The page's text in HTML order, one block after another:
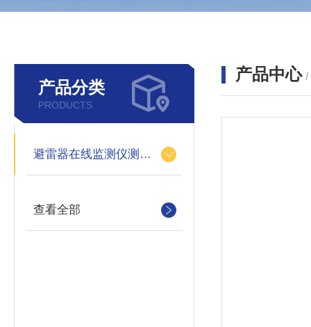
产品分类
PRODUCTS
避雷器在线监测仪测试仪
查看全部
产品中心 /